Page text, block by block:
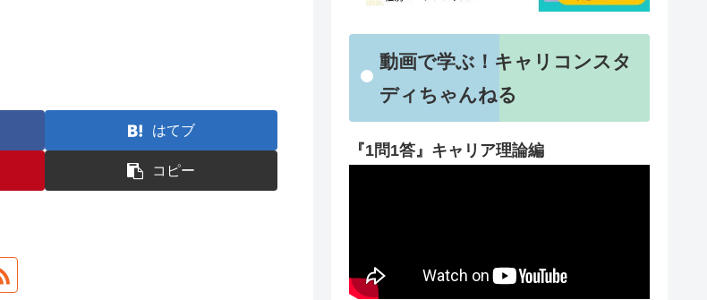
はてブ
コピー
動画で学ぶ！キャリコンスタ
ディちゃんねる
『1問1答』キャリア理論編